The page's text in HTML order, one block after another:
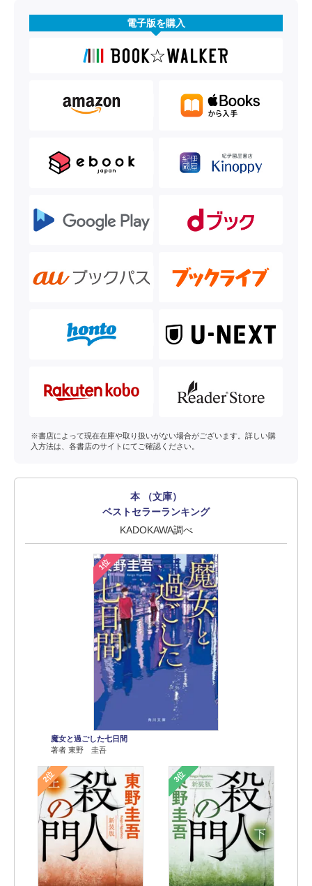
電子版を購入
※書店によって現在在庫や取り扱いがない場合がございます。詳しい購
入方法は、各書店のサイトにてご確認ください。
本 （文庫）
ベストセラーランキング
KADOKAWA調べ
1位
魔女と過ごした七日間
著者 東野 圭吾
2位 3位